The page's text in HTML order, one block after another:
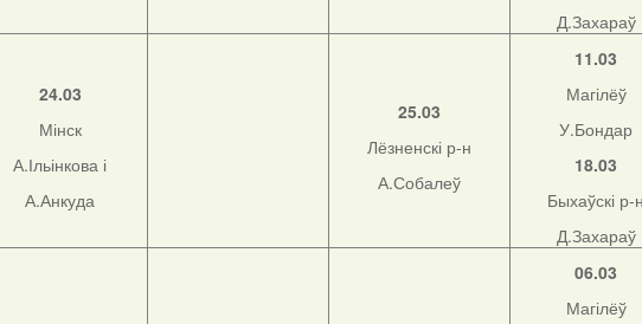
Д.Захараў
24.03
Мінск
А.Ільінкова і
А.Анкуда
25.03
Лёзненскі р-н
А.Собалеў
11.03
Магілёў
У.Бондар
18.03
Быхаўскі р-
Д.Захараў
06.03
Магілёў